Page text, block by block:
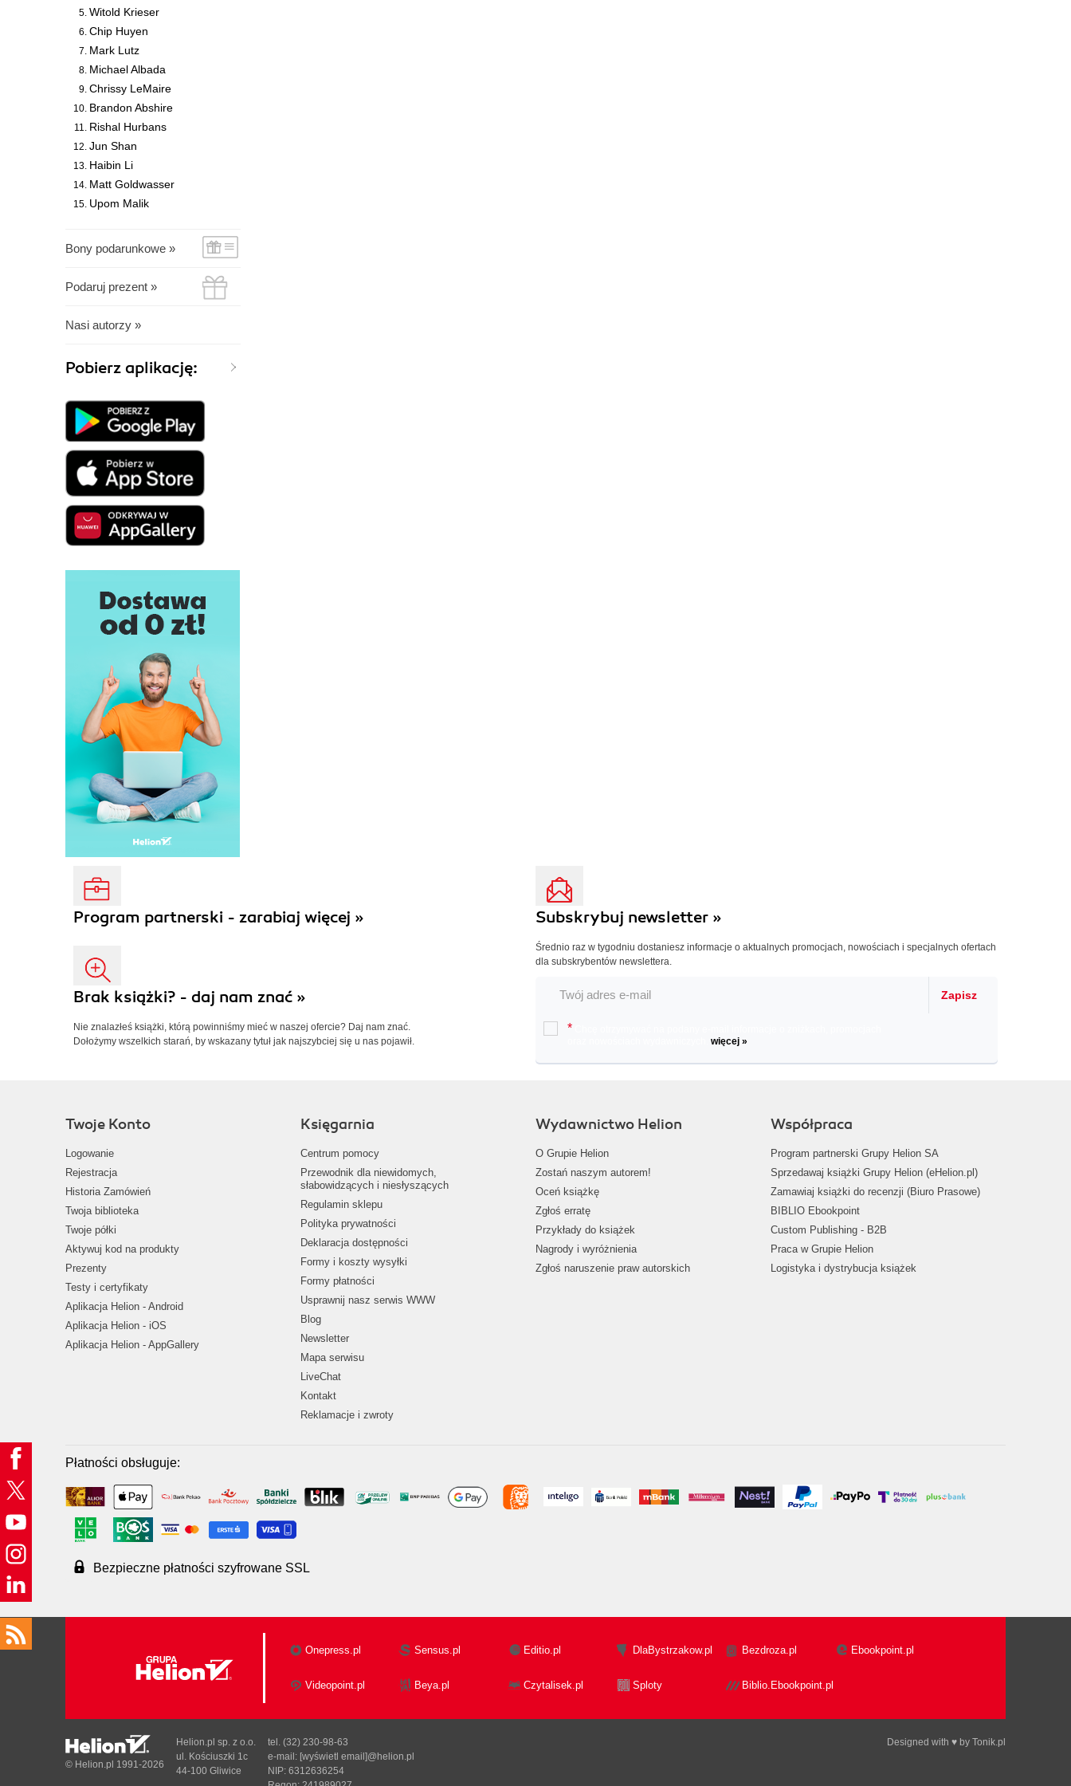
Witold Krieser
Chip Huyen
Mark Lutz
Michael Albada
Chrissy LeMaire
Brandon Abshire
Rishal Hurbans
Jun Shan
Haibin Li
Matt Goldwasser
Upom Malik
Bony podarunkowe »
Podaruj prezent »
Nasi autorzy »
Pobierz aplikację:
Program partnerski - zarabiaj więcej »
Brak książki? - daj nam znać »
Nie znalazłeś książki, którą powinniśmy mieć w naszej ofercie? Daj nam znać.
Dołożymy wszelkich starań, by wskazany tytuł jak najszybciej się u nas pojawił.
Subskrybuj newsletter »
Średnio raz w tygodniu dostaniesz informacje o aktualnych promocjach, nowościach i specjalnych ofertach
dla subskrybentów newslettera.
Zapisz
*
więcej »
Twoje Konto
Logowanie
Rejestracja
Historia Zamówień
Twoja biblioteka
Twoje półki
Aktywuj kod na produkty
Prezenty
Testy i certyfikaty
Aplikacja Helion - Android
Aplikacja Helion - iOS
Aplikacja Helion - AppGallery
Księgarnia
Centrum pomocy
Przewodnik dla niewidomych,
słabowidzących i niesłyszących
Regulamin sklepu
Polityka prywatności
Deklaracja dostępności
Formy i koszty wysyłki
Formy płatności
Usprawnij nasz serwis WWW
Blog
Newsletter
Mapa serwisu
LiveChat
Kontakt
Reklamacje i zwroty
Wydawnictwo Helion
O Grupie Helion
Zostań naszym autorem!
Oceń książkę
Zgłoś erratę
Przykłady do książek
Nagrody i wyróżnienia
Zgłoś naruszenie praw autorskich
Współpraca
Program partnerski Grupy Helion SA
Sprzedawaj książki Grupy Helion (eHelion.pl)
Zamawiaj książki do recenzji (Biuro Prasowe)
BIBLIO Ebookpoint
Custom Publishing - B2B
Praca w Grupie Helion
Logistyka i dystrybucja książek
Płatności obsługuje:
Bezpieczne płatności szyfrowane SSL
Onepress.pl Sensus.pl Editio.pl DlaBystrzakow.pl Bezdroza.pl Ebookpoint.pl
Videopoint.pl Beya.pl Czytalisek.pl Sploty Biblio.Ebookpoint.pl
Designed with ♥ by Tonik.pl
© Helion.pl 1991-2026
Helion.pl sp. z o.o.
ul. Kościuszki 1c
44-100 Gliwice
tel. (32) 230-98-63
e-mail: [wyświetl email]@helion.pl
NIP: 6312636254